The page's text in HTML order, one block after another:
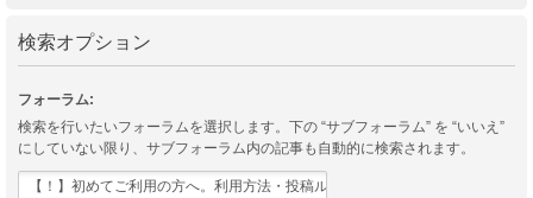
検索オプション
フォーラム:
検索を行いたいフォーラムを選択します。下の “サブフォーラム” を “いいえ”
にしていない限り、サブフォーラム内の記事も自動的に検索されます。